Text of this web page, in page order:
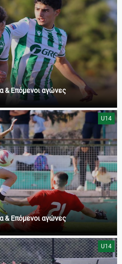
& Επόμενοι αγώνες
U14
& Επόμενοι αγώνες
U14